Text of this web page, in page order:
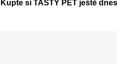
Kupte si TASTY PET ještě